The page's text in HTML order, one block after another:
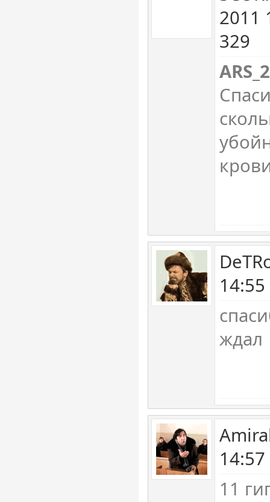
2011
329
ждал
11